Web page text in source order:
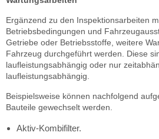
Ergänzend zu den Inspektionsarbeiten
Betriebsbedingungen und
Getriebe oder Betriebsstoffe, weitere
Fahrzeug durchgeführt werden. Diese
laufleistungsabhängig oder nur
laufleistungsabhängig.
Beispielsweise können nachfolgend
Bauteile gewechselt werden.
Aktiv-Kombifilter.